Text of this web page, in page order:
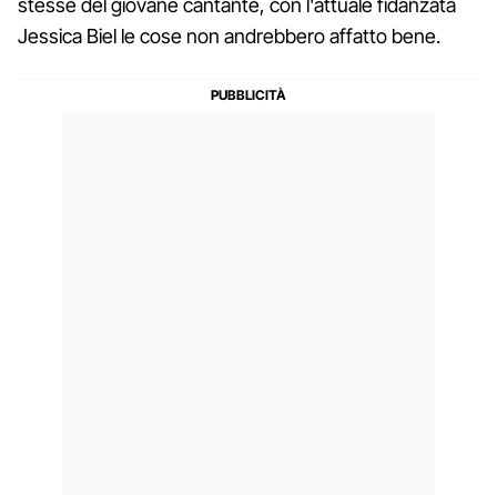
stesse del giovane cantante, con l'attuale fidanzata
Jessica Biel le cose non andrebbero affatto bene.